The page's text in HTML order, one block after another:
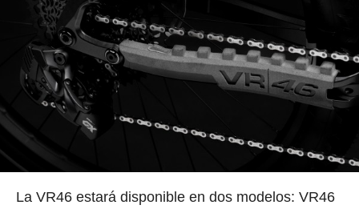
La VR46 estará disponible en dos modelos: VR46